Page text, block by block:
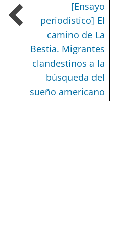
[Ensayo
periodístico] El
camino de La
Bestia. Migrantes
clandestinos a la
búsqueda del
sueño americano